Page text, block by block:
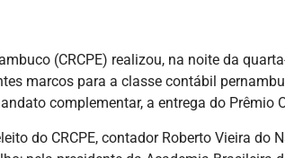
(CRCPE) realizou, na noite da
marcos para a classe contábil
complementar, a entrega do Prêmio
do CRCPE, contador Roberto Vieira do